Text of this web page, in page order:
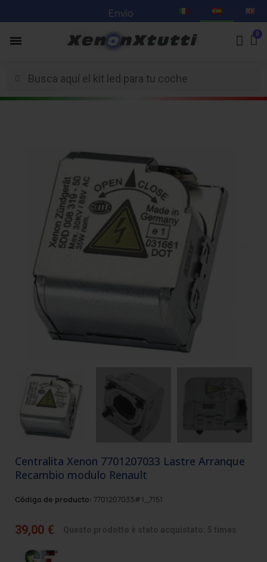
Envío en 3-5 días hábiles - Mira
Centralita Xenon 7701207033 Lastre Arranque
Recambio modulo Renault
Código de producto: 7701207033#1_7151
39,00 €